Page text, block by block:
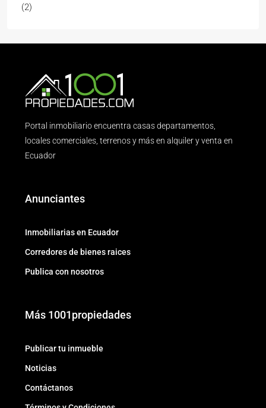
(2)
Portal inmobiliario encuentra casas departamentos,
locales comerciales, terrenos y más en alquiler y venta en
Ecuador
Anunciantes
Inmobiliarias en Ecuador
Corredores de bienes raices
Publica con nosotros
Más 1001propiedades
Publicar tu inmueble
Noticias
Contáctanos